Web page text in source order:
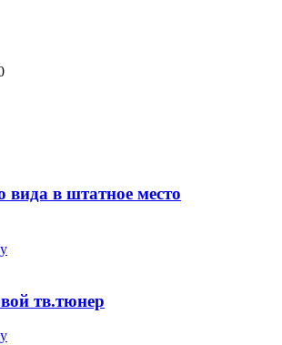
вида в штатное место
тв.тюнер